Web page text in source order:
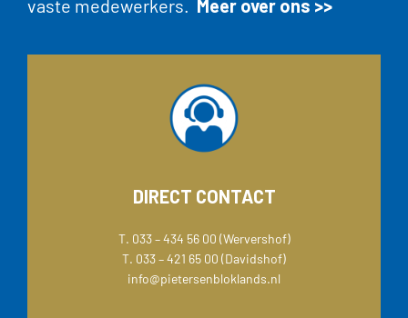
vaste medewerkers. Meer over ons >>
DIRECT CONTACT
T. 033 – 434 56 00 (Wervershof)
T. 033 – 421 65 00 (Davidshof)
info@pietersenbloklands.nl